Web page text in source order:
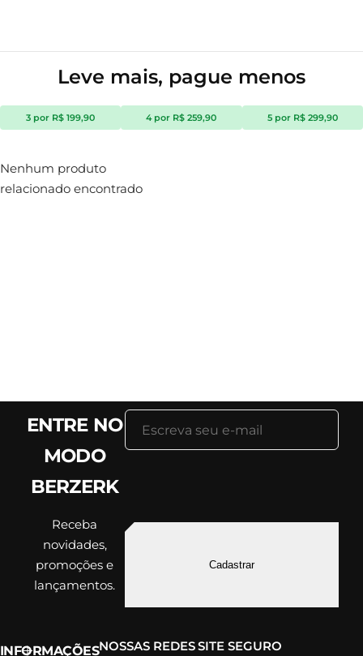
Leve mais, pague menos
3 por R$ 199,90 4 por R$ 259,90 5 por R$ 299,90
Nenhum produto
relacionado encontrado
ENTRE NO
MODO
BERZERK
Receba
novidades,
promoções e
lançamentos.
Cadastrar
INFORMAÇÕESNOSSAS REDESSITE SEGURO